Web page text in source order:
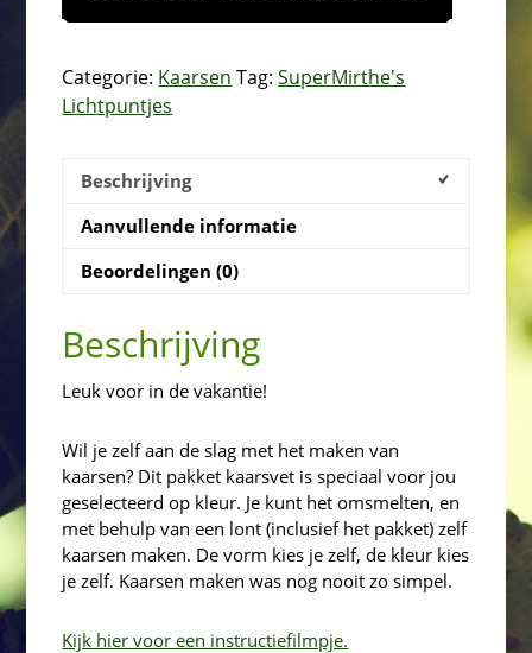
maken
aantal
Categorie: Kaarsen Tag:SuperMirthe's
Lichtpuntjes
Beschrijving
Aanvullende informatie
Beoordelingen (0)
Beschrijving
Leuk voor in de vakantie!
Wil je zelf aan de slag met het maken van
kaarsen? Dit pakket kaarsvet is speciaal voor jou
geselecteerd op kleur. Je kunt het omsmelten, en
met behulp van een lont (inclusief het pakket) zelf
kaarsen maken. De vorm kies je zelf, de kleur kies
je zelf. Kaarsen maken was nog nooit zo simpel.
Kijk hier voor een instructiefilmpje.